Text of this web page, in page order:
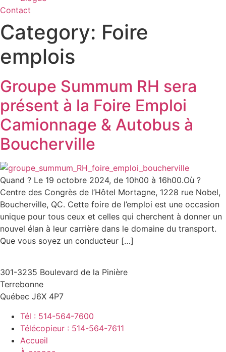
Contact
Category: Foire
emplois
Groupe Summum RH sera
présent à la Foire Emploi
Camionnage & Autobus à
Boucherville
Quand ? Le 19 octobre 2024, de 10h00 à 16h00.Où ?
Centre des Congrès de l’Hôtel Mortagne, 1228 rue Nobel,
Boucherville, QC. Cette foire de l’emploi est une occasion
unique pour tous ceux et celles qui cherchent à donner un
nouvel élan à leur carrière dans le domaine du transport.
Que vous soyez un conducteur […]
301-3235 Boulevard de la Pinière
Terrebonne
Québec J6X 4P7
Tél : 514-564-7600
Télécopieur : 514-564-7611
Accueil